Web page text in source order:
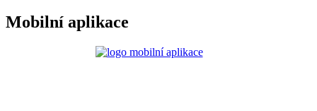
Mobilní aplikace